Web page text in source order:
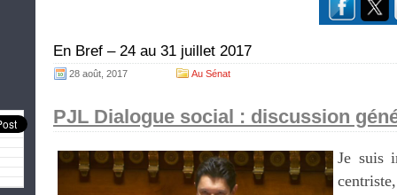
En Bref – 24 au 31 juillet 2017
28 août, 2017 Au Sénat
PJL Dialogue social : discussion
Je suis